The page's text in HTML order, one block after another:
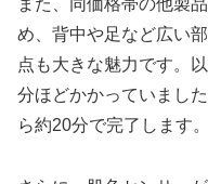
また、同価格帯の他製
め、背中や足など広い
点も大きな魅力です。
分ほどかかっていまし
ら約20分で完了します。